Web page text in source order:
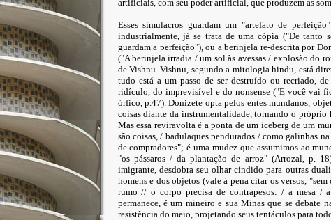
artificiais, com seu poder artificial, que produzem as
Esses simulacros guardam um "artefato de
industrialmente, já se trata de uma cópia ("De tanto
guardam a perfeição"), ou a berinjela re-descrita por
("A berinjela irradia / um sol às avessas / explosão do
de Vishnu. Vishnu, segundo a mitologia hindu, está
tudo está a um passo de ser destruído ou recriado,
ridículo, do imprevisível e do nonsense ("E você vai
órfico, p.47). Donizete opta pelos entes mundanos,
coisas diante da instrumentalidade, tornando o
Mas essa reviravolta é a ponta de um iceberg de um
são coisas, / badulaques pendurados / como galinhas
de compradores"; é uma mudez que assumimos ao
"os pássaros / da plantação de arroz" (Arrozal, p.
imigrante, desdobra seu olhar cindido para outras
homens e dos objetos (vale à pena citar os versos,
rumo // o corpo precisa de contrapesos: / a mesa /
permanece, é um mineiro e sua Minas que se debate
resistência do meio, projetando seus tentáculos para